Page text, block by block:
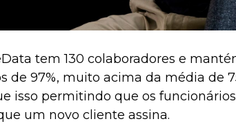
tem 130 colaboradores e
de 97%, muito acima da média de
isso permitindo que os
um novo cliente assina.